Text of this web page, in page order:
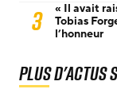
3
« Il avait
Tobias
l’honneur
Plus d'actus